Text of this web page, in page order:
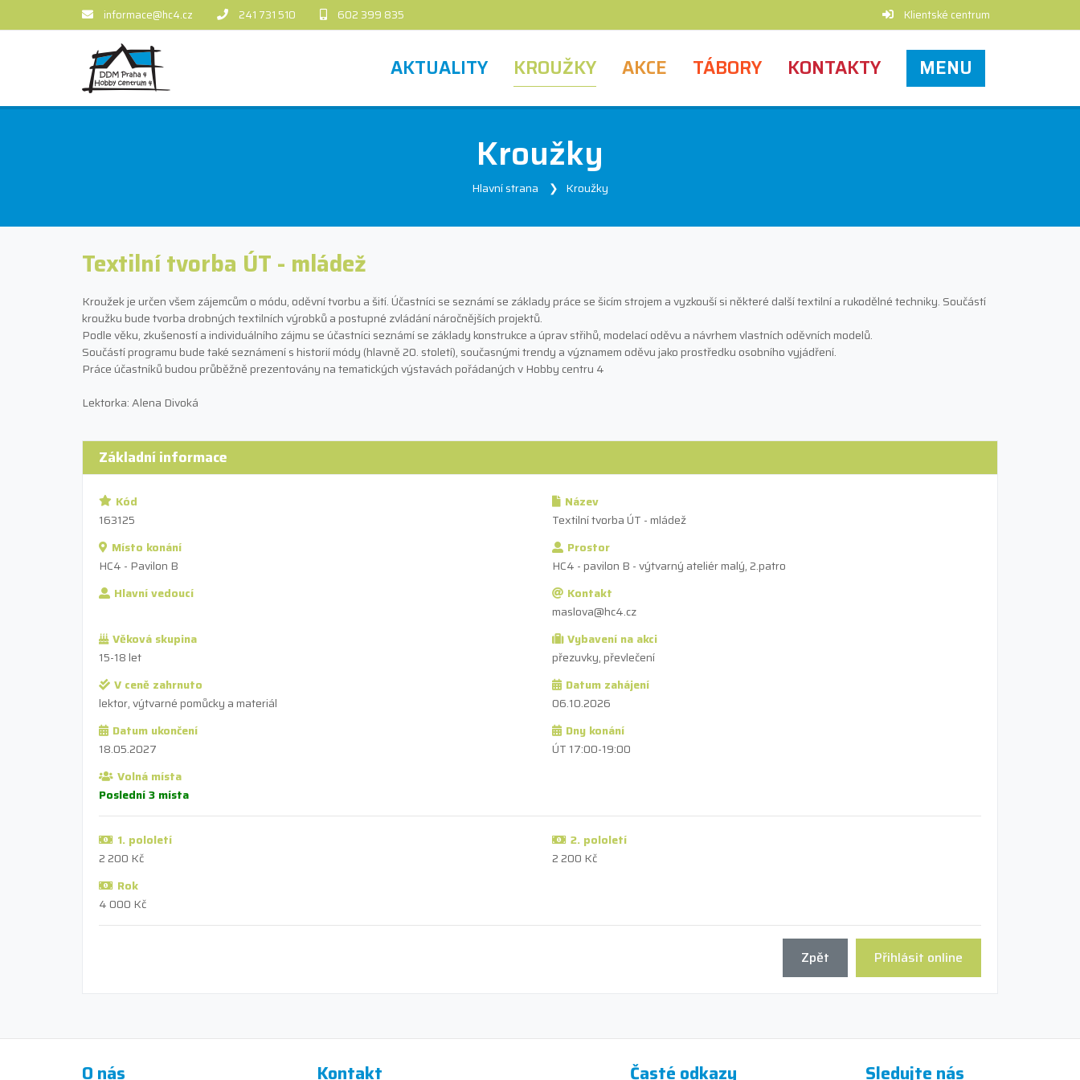
informace@hc4.cz 241 731 510 602 399 835 Klientské centrum
AKTUALITY KROUŽKY AKCE TÁBORY KONTAKTY MENU
Kroužky
Hlavní strana Kroužky
Textilní tvorba ÚT - mládež
Kroužek je určen všem zájemcům o módu, oděvní tvorbu a šití. Účastníci se seznámí se základy práce se šicím strojem a vyzkouší si některé další textilní a rukodělné techniky. Součástí
kroužku bude tvorba drobných textilních výrobků a postupné zvládání náročnějších projektů.
Podle věku, zkušeností a individuálního zájmu se účastníci seznámí se základy konstrukce a úprav střihů, modelací oděvu a návrhem vlastních oděvních modelů.
Součástí programu bude také seznámení s historií módy (hlavně 20. století), současnými trendy a významem oděvu jako prostředku osobního vyjádření.
Práce účastníků budou průběžně prezentovány na tematických výstavách pořádaných v Hobby centru 4
Lektorka: Alena Divoká
Základní informace
Kód
163125
Název
Textilní tvorba ÚT - mládež
Místo konání
HC4 - Pavilon B
Prostor
HC4 - pavilon B - výtvarný ateliér malý, 2.patro
Hlavní vedoucí
Kontakt
maslova@hc4.cz
Věková skupina
15-18 let
Vybavení na akci
přezuvky, převlečení
V ceně zahrnuto
lektor, výtvarné pomůcky a materiál
Datum zahájení
06.10.2026
Datum ukončení
18.05.2027
Dny konání
ÚT 17:00-19:00
Volná místa
Poslední 3 místa
1. pololetí
2 200 Kč
2. pololetí
2 200 Kč
Rok
4 000 Kč
Přihlásit online
Zpět
O nás Kontakt Časté odkazy Sledujte nás